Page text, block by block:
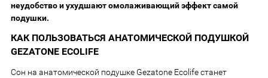
неудобство и ухудшают омолаживающий эффект самой
подушки.
КАК ПОЛЬЗОВАТЬСЯ АНАТОМИЧЕСКОЙ ПОДУШКОЙ
GEZATONE ECOLIFE
Сон на анатомической подушке Gezatone Ecolife станет